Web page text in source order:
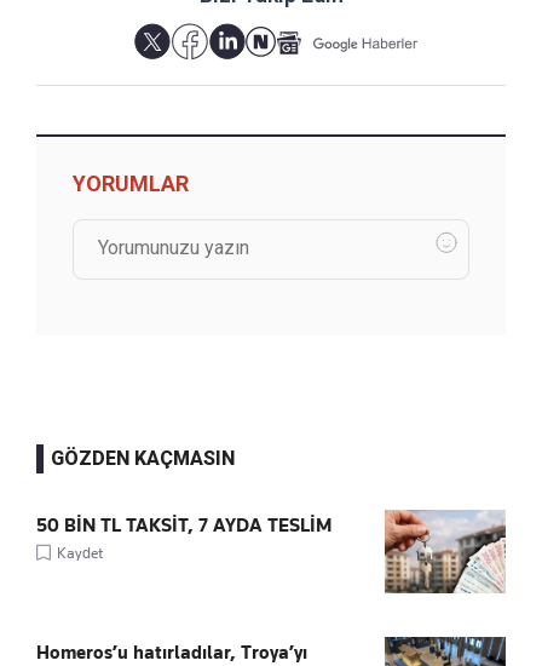
YORUMLAR
GÖZDEN KAÇMASIN
50 BİN TL TAKSİT, 7 AYDA TESLİM
Kaydet
Homeros’u hatırladılar, Troya’yı